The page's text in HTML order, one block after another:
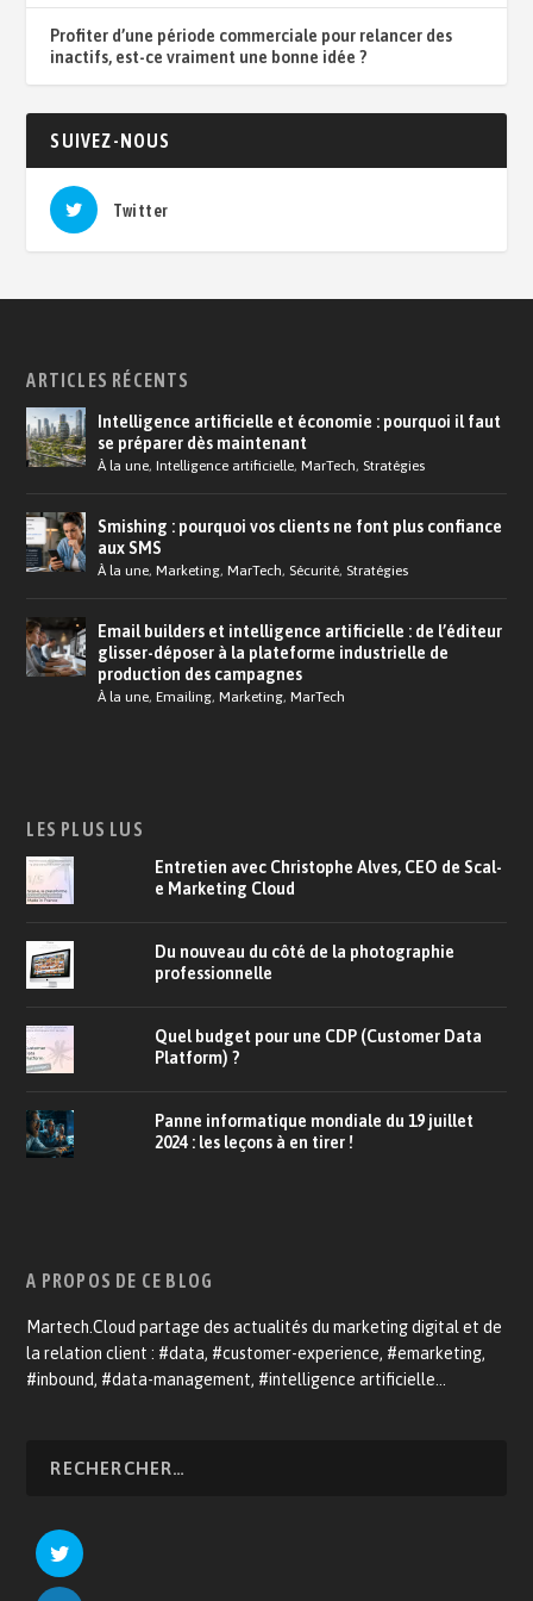
Profiter d’une période commerciale pour relancer des
inactifs, est-ce vraiment une bonne idée ?
SUIVEZ-NOUS
Twitter
ARTICLES RÉCENTS
Intelligence artificielle et économie : pourquoi il faut
se préparer dès maintenant
À la une,Intelligence artificielle,MarTech, Stratégies
Smishing : pourquoi vos clients ne font plus confiance
aux SMS
À la une,Marketing,MarTech, Sécurité, Stratégies
Email builders et intelligence artificielle : de l’éditeur
glisser-déposer à la plateforme industrielle de
production des campagnes
À la une,Emailing,Marketing,MarTech
LES PLUS LUS
Entretien avec Christophe Alves, CEO de Scal-
e Marketing Cloud
Du nouveau du côté de la photographie
professionnelle
Quel budget pour une CDP (Customer Data
Platform) ?
Panne informatique mondiale du 19 juillet
2024 : les leçons à en tirer !
A PROPOS DE CE BLOG
Martech.Cloud partage des actualités du marketing digital et de
la relation client : #data, #customer-experience, #emarketing,
#inbound, #data-management, #intelligence artificielle…